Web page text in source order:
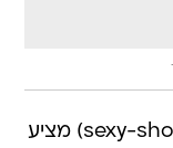
אתר האינטרנט "סקסי-שו" (sexy-shoe.com) מציע